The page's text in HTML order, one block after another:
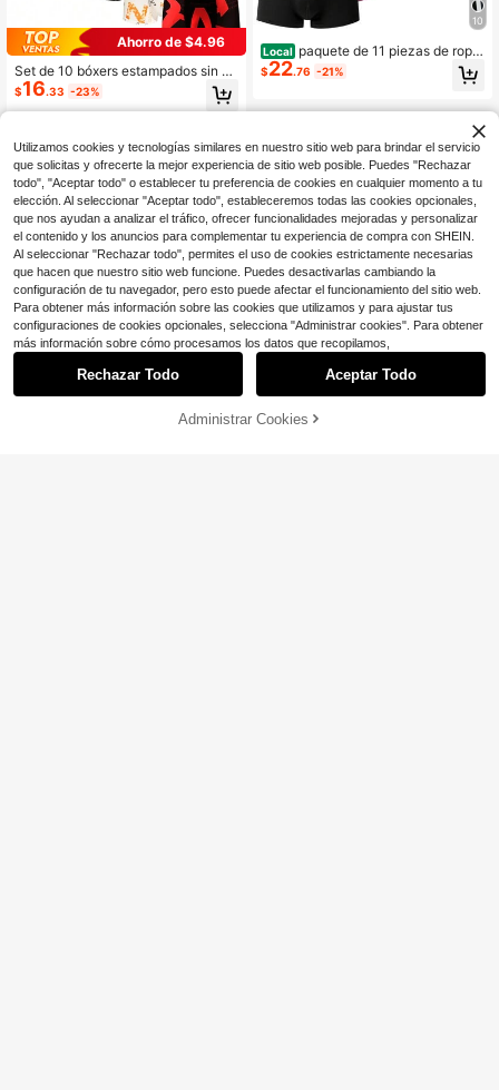
Ahorro de $4.96
Set de 10 bóxers estampados sin co
sturas para hombre, de patrones ale
atorios, con ropa interior de seda de
$16.33 -23%
10
Local paquete de 11 piezas de ropa
interior de color liso para hombres c
on cintura con diseño de letras
$22.76 -21%
¡21% DE DESCUENTO! AÑADIR A LA BOLSA
Utilizamos cookies y tecnologías similares en nuestro sitio web para brindar el servicio
que solicitas y ofrecerte la mejor experiencia de sitio web posible. Puedes "Rechazar
todo", "Aceptar todo" o establecer tu preferencia de cookies en cualquier momento a tu
elección. Al seleccionar "Aceptar todo", estableceremos todas las cookies opcionales,
que nos ayudan a analizar el tráfico, ofrecer funcionalidades mejoradas y personalizar
el contenido y los anuncios para complementar tu experiencia de compra con SHEIN.
Al seleccionar "Rechazar todo", permites el uso de cookies estrictamente necesarias
que hacen que nuestro sitio web funcione. Puedes desactivarlas cambiando la
configuración de tu navegador, pero esto puede afectar el funcionamiento del sitio web.
Para obtener más información sobre las cookies que utilizamos y para ajustar tus
configuraciones de cookies opcionales, selecciona "Administrar cookies". Para obtener
más información sobre cómo procesamos los datos que recopilamos,
Rechazar Todo Aceptar Todo
Administrar Cookies